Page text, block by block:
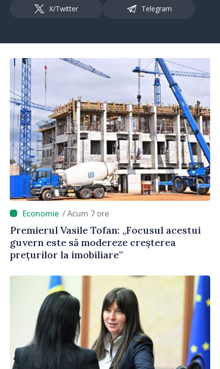
X/Twitter Telegram
/ Acum 7 ore
Premierul Vasile Tofan: „Focusul acestui
guvern este să modereze creșterea
prețurilor la imobiliare”